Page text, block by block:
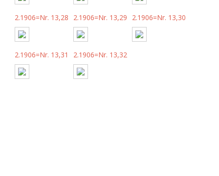
2.1906=Nr. 13,28 2.1906=Nr. 13,29 2.1906=Nr. 13,30
2.1906=Nr. 13,31 2.1906=Nr. 13,32